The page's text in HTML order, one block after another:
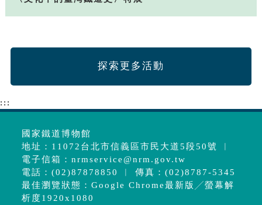
探索更多活動
:::
國家鐵道博物館
地址：11072台北市信義區市民大道5段50號 ︱
電子信箱：nrmservice@nrm.gov.tw
電話：(02)87878850 ︱ 傳真：(02)8787-5345
最佳瀏覽狀態：Google Chrome最新版╱螢幕解
析度1920x1080